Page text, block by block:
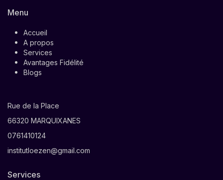
Menu
Accueil
A propos
Services
Avantages Fidélité
Blogs
Rue de la Place
66320 MARQUIXANES
0761410124
institutloezen@gmail.com
Services